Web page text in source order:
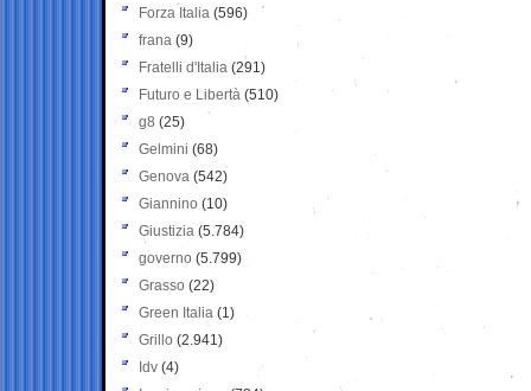
Forza Italia (596)
frana (9)
Fratelli d'Italia (291)
Futuro e Libertà (510)
g8 (25)
Gelmini (68)
Genova (542)
Giannino (10)
Giustizia (5.784)
governo (5.799)
Grasso (22)
Green Italia (1)
Grillo (2.941)
Idv (4)